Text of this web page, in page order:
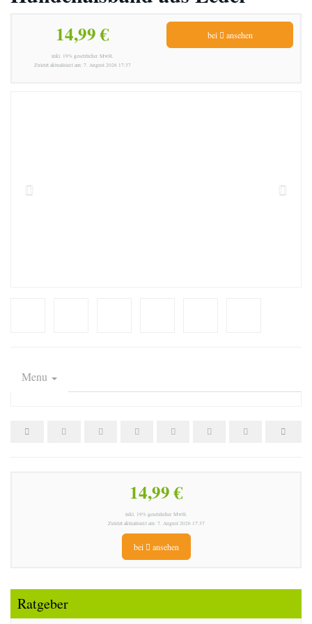
14,99 €
inkl. 19% gesetzlicher MwSt.
Zuletzt aktualisiert am: 7. August 2026 17:37
bei ansehen
Menu
14,99 €
inkl. 19% gesetzlicher MwSt.
Zuletzt aktualisiert am: 7. August 2026 17:37
bei ansehen
Ratgeber